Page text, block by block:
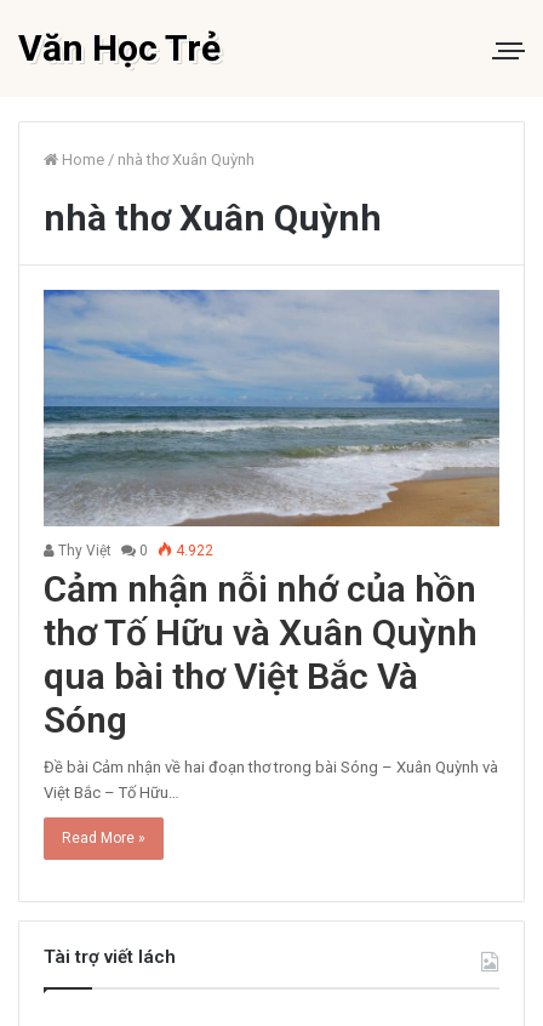
Văn Học Trẻ
Home / nhà thơ Xuân Quỳnh
nhà thơ Xuân Quỳnh
Thy Việt 0 4.922
Cảm nhận nỗi nhớ của hồn
thơ Tố Hữu và Xuân Quỳnh
qua bài thơ Việt Bắc Và
Sóng
Đề bài Cảm nhận về hai đoạn thơ trong bài Sóng – Xuân Quỳnh và
Việt Bắc – Tố Hữu…
Read More »
Tài trợ viết lách